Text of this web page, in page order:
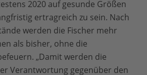
2020 auf gesunde Größen
ertragreich zu sein. Nach
werden die Fischer mehr
als bisher, ohne die
„Damit werden die
Verantwortung gegenüber den